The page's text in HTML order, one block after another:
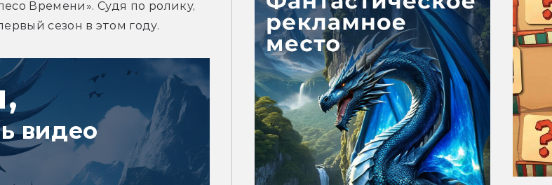
Времени». Судя по ролику,
сезон в этом году.
видео